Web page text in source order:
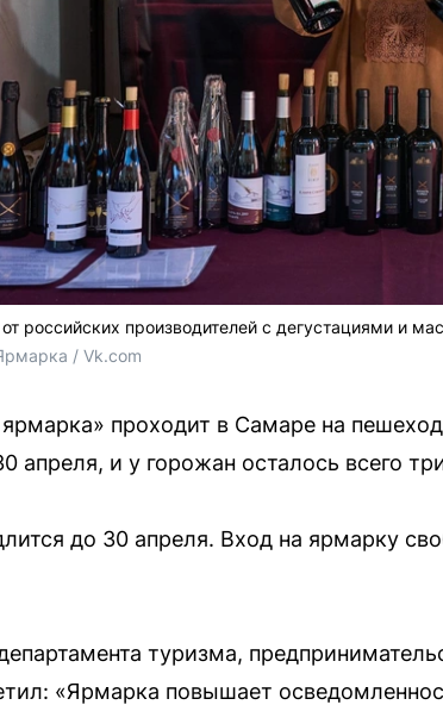
российских производителей с дегустациями и
/ Vk.com
ярмарка» проходит в Самаре на
апреля, и у горожан осталось всего
до 30 апреля. Вход на ярмарку
туризма,
«Ярмарка повышает